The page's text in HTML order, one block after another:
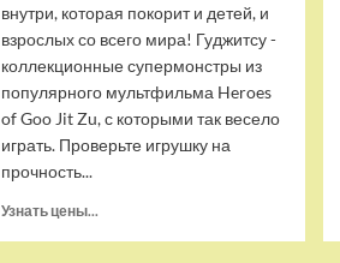
внутри, которая покорит и детей, и
взрослых со всего мира! Гуджитсу -
коллекционные супермонстры из
популярного мультфильма Heroes
of Goo Jit Zu, с которыми так весело
играть. Проверьте игрушку на
прочность...
Узнать цены...